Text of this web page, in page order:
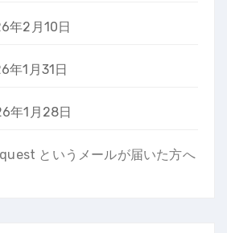
年2月10日
年1月31日
年1月28日
というメールが届いた方へ